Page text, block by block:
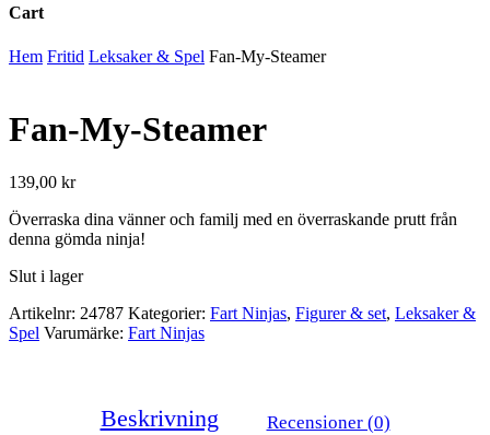
Cart
Close
Hem Fritid Leksaker & Spel Fan-My-Steamer
Fan-My-Steamer
139,00 kr
Överraska dina vänner och familj med en överraskande prutt från
denna gömda ninja!
Slut i lager
Artikelnr: 24787 Kategorier: Fart Ninjas, Figurer & set, Leksaker &
Spel Varumärke: Fart Ninjas
Beskrivning Recensioner (0)